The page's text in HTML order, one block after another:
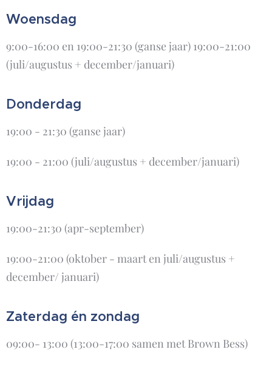
Woensdag
9:00-16:00 en 19:00-21:30 (ganse jaar) 19:00-21:00
(juli/augustus + december/januari)
Donderdag
19:00 - 21:30 (ganse jaar)
19:00 - 21:00 (juli/augustus + december/januari)
Vrijdag
19:00-21:30 (apr-september)
19:00-21:00 (oktober - maart en juli/augustus +
december/ januari)
Zaterdag én zondag
09:00- 13:00 (13:00-17:00 samen met Brown Bess)